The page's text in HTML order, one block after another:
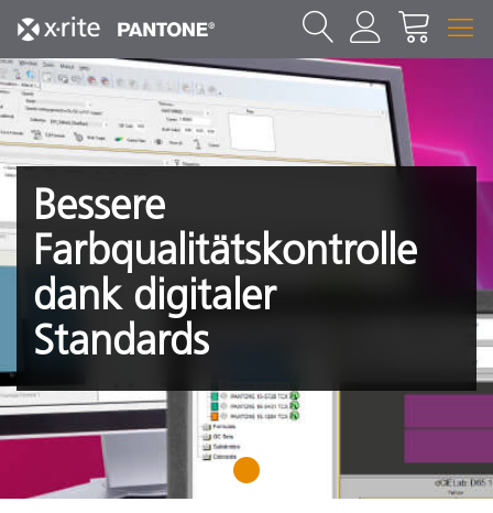
Bessere
Farbqualitätskontrolle
dank digitaler
Standards
1